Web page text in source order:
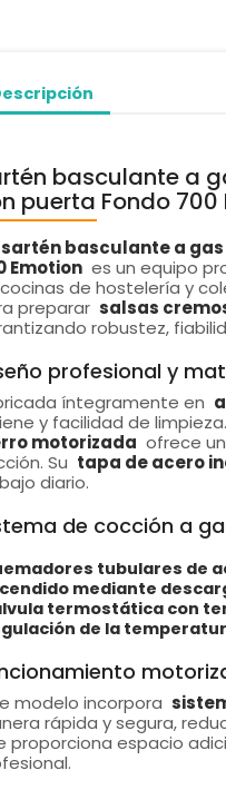
basculante a
puerta Fondo 700
sartén basculante a
Emotion es un equipo
de hostelería y
preparar salsas
robustez,
profesional y
íntegramente en
y facilidad de limpieza.
motorizada ofrece
Su tapa de acero
diario.
de cocción a
tubulares de
mediante
termostática con
de la
modelo incorpora
rápida y segura,
proporciona espacio